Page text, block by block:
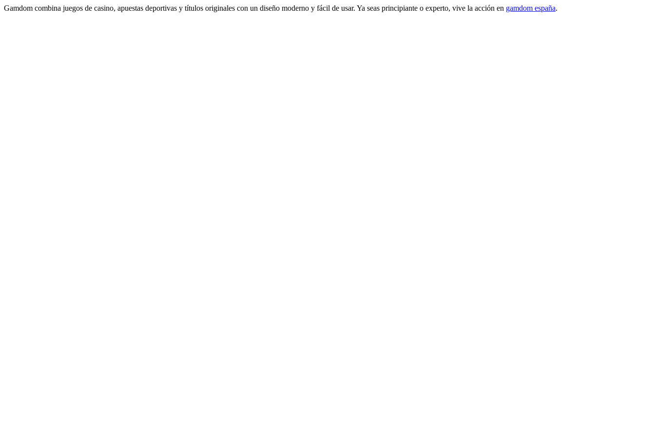
Gamdom combina juegos de casino, apuestas deportivas y títulos originales con un diseño moderno y fácil de usar. Ya seas principiante o experto, vive la acción en gamdom españa.